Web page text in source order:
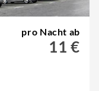
pro Nacht ab
11 €